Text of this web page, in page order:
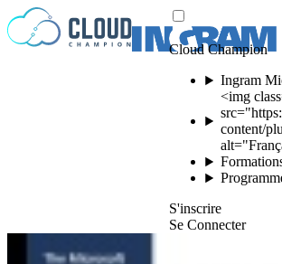
Passer au contenu
Cloud Champion
Ingram
<img
content/
S'inscrire
Se Connecter